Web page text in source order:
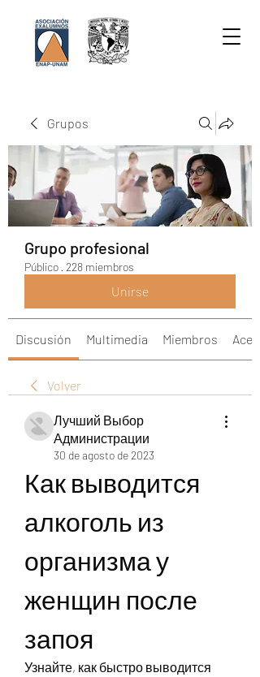
Grupos
Grupo profesional
Público · 228 miembros
Unirse
Discusión Multimedia Miembros
Volver
Лучший Выбор
Администрации
30 de agosto de 2023
Как выводится
алкоголь из
организма у
женщин после
запоя
Узнайте, как быстро выводится